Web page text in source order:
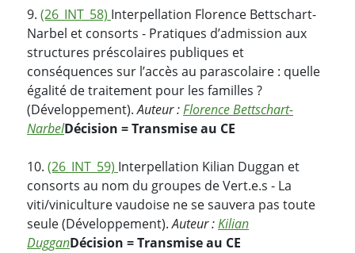
9. (26_INT_58) Interpellation Florence Bettschart-
Narbel et consorts - Pratiques d’admission aux
structures préscolaires publiques et
conséquences sur l’accès au parascolaire : quelle
égalité de traitement pour les familles ?
(Développement).Auteur :Florence Bettschart-
NarbelDécision = Transmise au CE
10. (26_INT_59) Interpellation Kilian Duggan et
consorts au nom du groupes de Vert.e.s - La
viti/viniculture vaudoise ne se sauvera pas toute
seule (Développement).Auteur :Kilian
DugganDécision = Transmise au CE